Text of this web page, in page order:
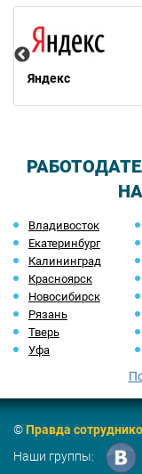
Яндекс
Владивосток
Екатеринбург
Калининград
Красноярск
Новосибирск
Рязань
Тверь
Уфа
©Правда
Наши группы: